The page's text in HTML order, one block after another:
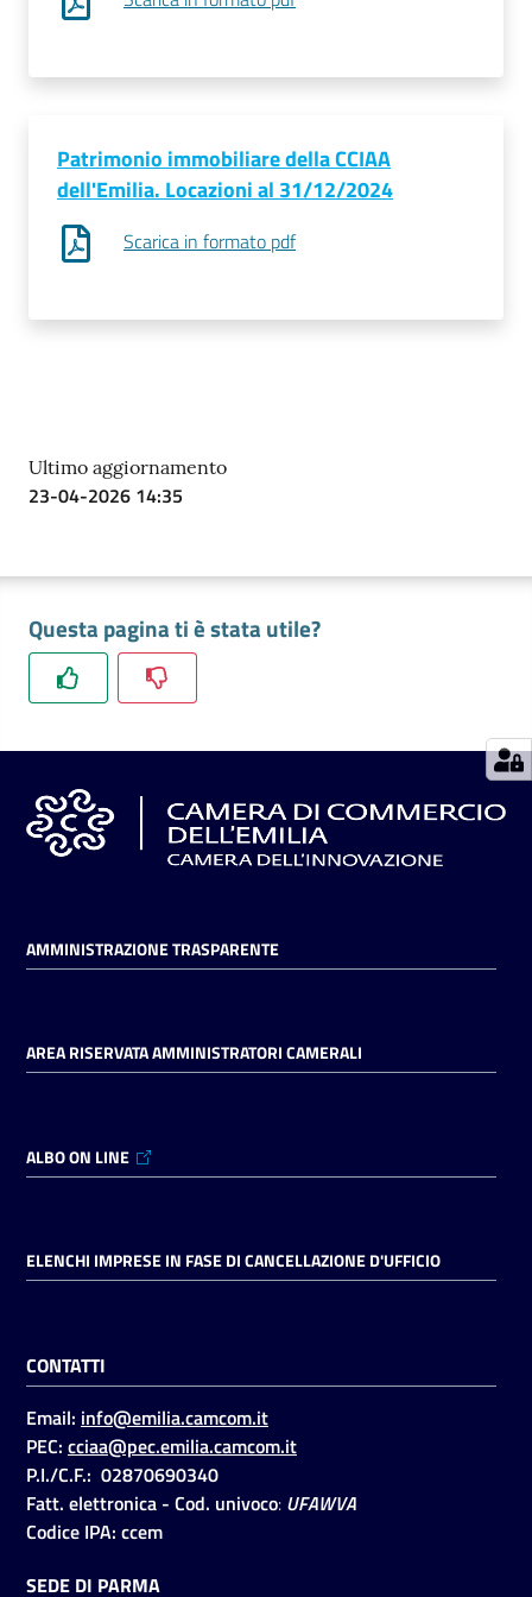
Prenotazioni
Pagamenti
on line
Seguici
su
Patrimonio immobiliare della CCIAA
dell'Emilia. Locazioni al 31/12/2024
Scarica in formato pdf
Ultimo aggiornamento
23-04-2026 14:35
Questa pagina ti è stata utile?
AMMINISTRAZIONE TRASPARENTE
AREA RISERVATA AMMINISTRATORI CAMERALI
ALBO ON LINE
ELENCHI IMPRESE IN FASE DI CANCELLAZIONE D'UFFICIO
CONTATTI
Email: info@emilia.camcom.it
PEC: cciaa@pec.emilia.camcom.it
P.I./C.F.: 02870690340
Fatt. elettronica - Cod. univoco: UFAWVA
Codice IPA: ccem
SEDE DI PARMA